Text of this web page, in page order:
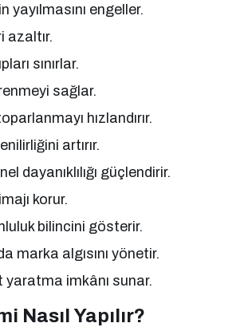
yayılmasını engeller.
azaltır.
sınırlar.
sağlar.
hızlandırır.
artırır.
dayanıklılığı güçlendirir.
korur.
bilincini gösterir.
marka algısını yönetir.
yaratma imkânı sunar.
Nasıl Yapılır?